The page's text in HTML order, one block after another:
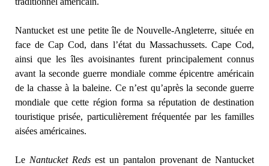
Nantucket est une petite île de Nouvelle-Angleterre, située en
face de Cap Cod, dans l’état du Massachussets. Cape Cod,
ainsi que les îles avoisinantes furent principalement connus
avant la seconde guerre mondiale comme épicentre américain
de la chasse à la baleine. Ce n’est qu’après la seconde guerre
mondiale que cette région forma sa réputation de destination
touristique prisée, particulièrement fréquentée par les familles
aisées américaines.
Le Nantucket Reds est un pantalon provenant de Nantucket